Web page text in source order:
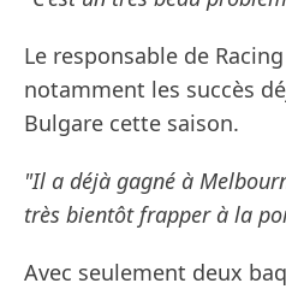
Le responsable de
notamment les succès
Bulgare cette saison.
"Il a déjà gagné à
très bientôt frapper à la
Avec seulement deux